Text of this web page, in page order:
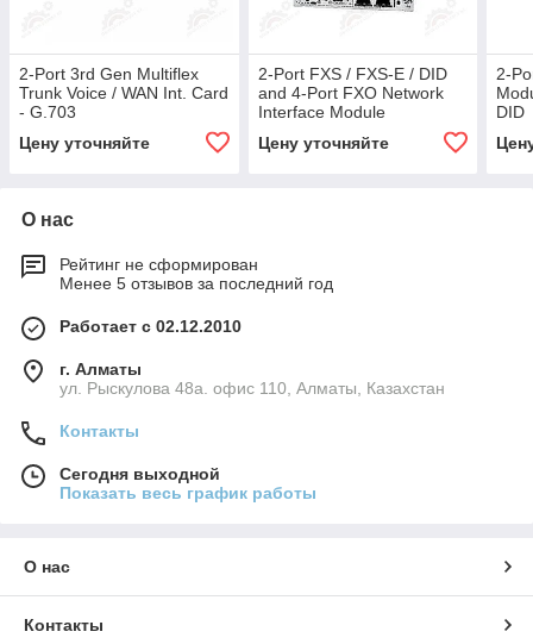
2-Port 3rd Gen Multiflex
Trunk Voice / WAN Int. Card
- G.703
Цену уточняйте
2-Port FXS / FXS-E / DID
and 4-Port FXO Network
Interface Module
Цену уточняйте
2-
DID
О нас
Рейтинг не сформирован
Менее 5 отзывов за последний год
Работает с 02.12.2010
г. Алматы
ул. Рыскулова 48а. офис 110, Алматы, Казахстан
Контакты
Сегодня выходной
Показать весь график работы
О нас
Контакты